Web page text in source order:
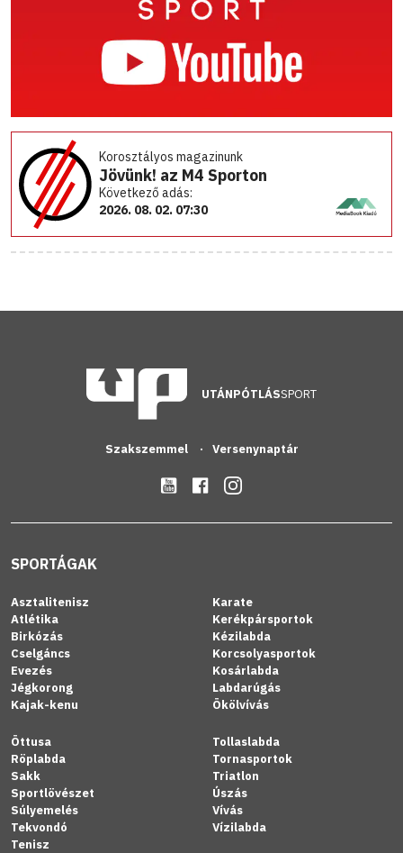
Korosztályos magazinunk
Jövünk! az M4 Sporton
Következő adás:
2026. 08. 02. 07:30
UTÁNPÓTLÁSSPORT
Szakszemmel Versenynaptár
SPORTÁGAK
Asztalitenisz
Atlétika
Birkózás
Cselgáncs
Evezés
Jégkorong
Kajak-kenu
Karate
Kerékpársportok
Kézilabda
Korcsolyasportok
Kosárlabda
Labdarúgás
Ökölvívás
Öttusa
Röplabda
Sakk
Sportlövészet
Súlyemelés
Tekvondó
Tenisz
Tollaslabda
Tornasportok
Triatlon
Úszás
Vívás
Vízilabda